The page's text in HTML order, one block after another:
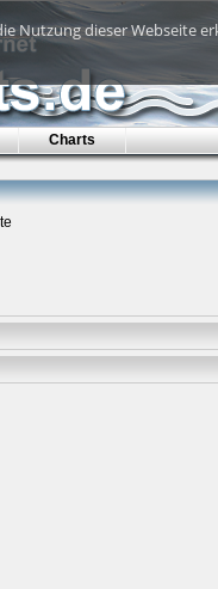
Nutzung dieser Webseite
Charts